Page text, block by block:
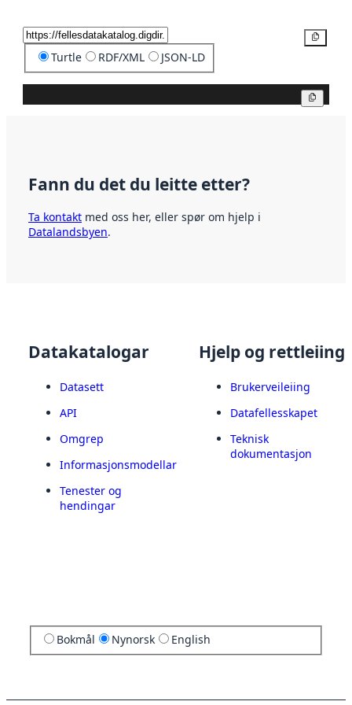
Turtle RDF/XML JSON-LD
Fann du det du leitte etter?
Ta kontakt med oss her, eller spør om hjelp i
Datalandsbyen.
Datakatalogar
Datasett
API
Omgrep
Informasjonsmodellar
Tenester og
hendingar
Hjelp og rettleiing
Brukerveileiing
Datafellesskapet
Teknisk
dokumentasjon
Bokmål Nynorsk English